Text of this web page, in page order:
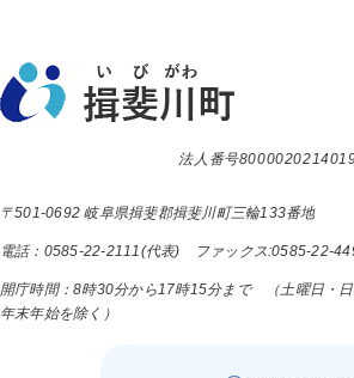
法人番号
〒501-0692 岐阜県揖斐郡揖斐川町三輪133番地
電話：0585-22-2111(代表) ファックス:0585-22-
開庁時間：8時30分から17時15分まで （土曜日・日
年末年始を除く）